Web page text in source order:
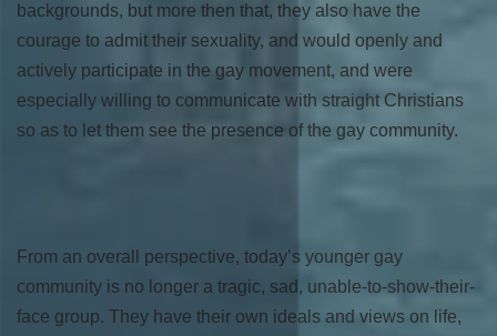
backgrounds, but more then that, they also have the
courage to admit their sexuality, and would openly and
actively participate in the gay movement, and were
especially willing to communicate with straight Christians
so as to let them see the presence of the gay community.
From an overall perspective, today’s younger gay
community is no longer a tragic, sad, unable-to-show-their-
face group. They have their own ideals and views on life,